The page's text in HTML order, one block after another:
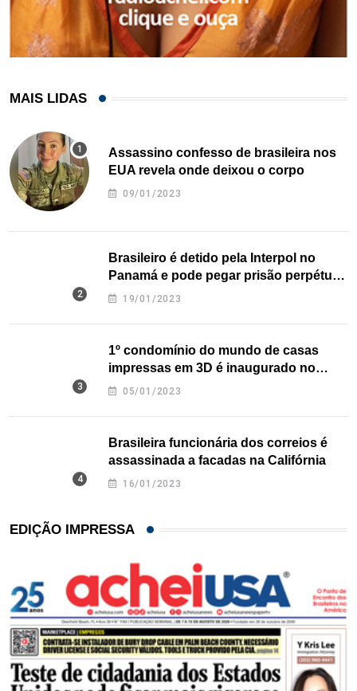
MAIS LIDAS
Assassino confesso de brasileira nos
EUA revela onde deixou o corpo
09/01/2023
Brasileiro é detido pela Interpol no
Panamá e pode pegar prisão perpétua
nos EUA
19/01/2023
1º condomínio do mundo de casas
impressas em 3D é inaugurado no
Texas
05/01/2023
Brasileira funcionária dos correios é
assassinada a facadas na Califórnia
16/01/2023
EDIÇÃO IMPRESSA